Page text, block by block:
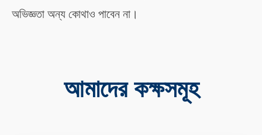
অভিজ্ঞতা অন্য কোথাও পাবেন না।
আমাদের কক্ষসমূহ